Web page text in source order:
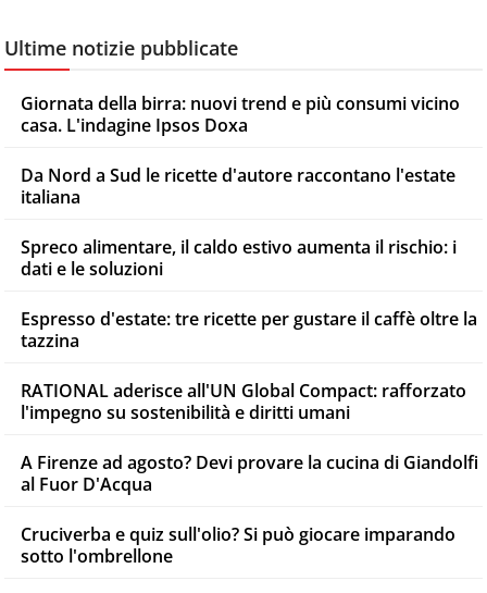
Ultime notizie pubblicate
Giornata della birra: nuovi trend e più consumi vicino
casa. L'indagine Ipsos Doxa
Da Nord a Sud le ricette d'autore raccontano l'estate
italiana
Spreco alimentare, il caldo estivo aumenta il rischio: i
dati e le soluzioni
Espresso d'estate: tre ricette per gustare il caffè oltre la
tazzina
RATIONAL aderisce all'UN Global Compact: rafforzato
l'impegno su sostenibilità e diritti umani
A Firenze ad agosto? Devi provare la cucina di Giandolfi
al Fuor D'Acqua
Cruciverba e quiz sull'olio? Si può giocare imparando
sotto l'ombrellone